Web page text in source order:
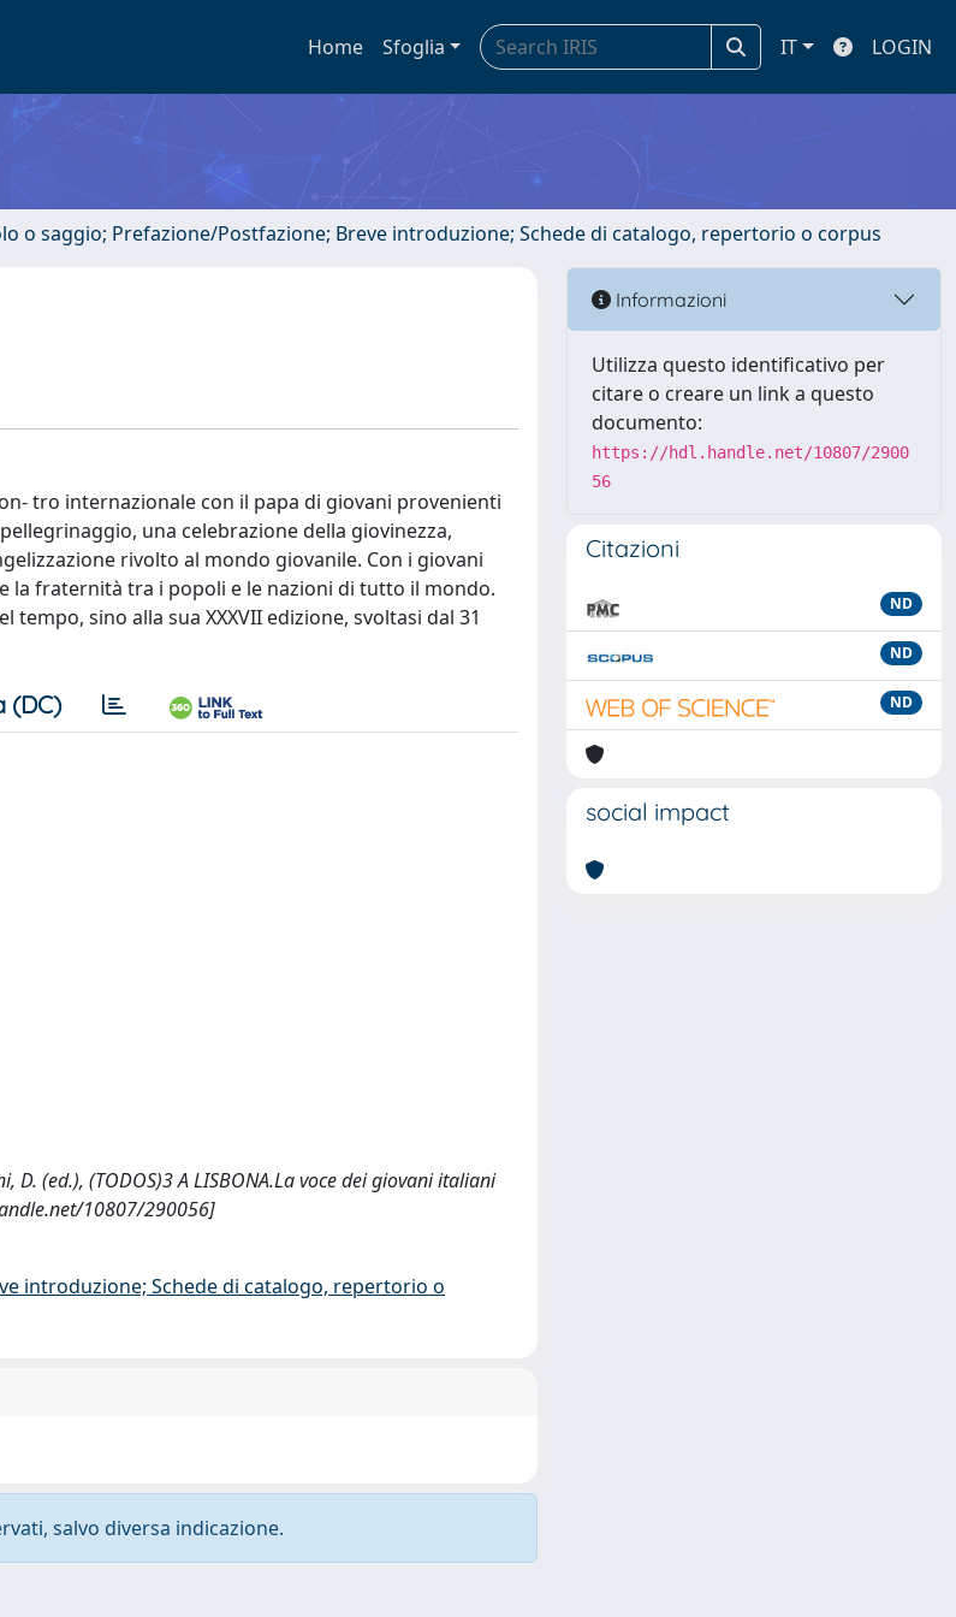
Home Sfoglia IT LOGIN
o saggio; Prefazione/Postfazione; Breve introduzione; Schede di catalogo, repertorio o corpus
tro internazionale con il papa di giovani provenienti
una celebrazione della giovinezza,
rivolto al mondo giovanile. Con i giovani
la fraternità tra i popoli e le nazioni di tutto il mondo.
sino alla sua XXXVII edizione, svoltasi dal 31
(DC)
D. (ed.), (TODOS)3 A LISBONA.La voce dei giovani italiani
10807/290056]
introduzione; Schede di catalogo, repertorio o
salvo diversa indicazione.
Informazioni
Utilizza questo identificativo per
citare o creare un link a questo
documento:
https://hdl.handle.net/10807/2900
56
Citazioni
ND
ND
ND
social impact